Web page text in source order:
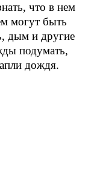
что в нем
могут быть
дым и другие
подумать,
дождя.